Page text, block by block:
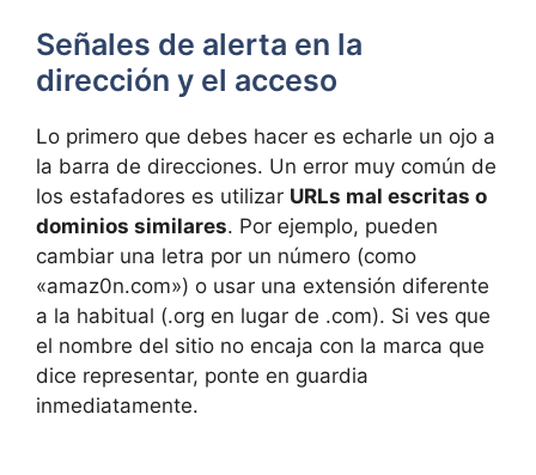
Señales de alerta en la
dirección y el acceso
Lo primero que debes hacer es echarle un ojo a
la barra de direcciones. Un error muy común de
los estafadores es utilizar URLs mal escritas o
dominios similares. Por ejemplo, pueden
cambiar una letra por un número (como
«amaz0n.com») o usar una extensión diferente
a la habitual (.org en lugar de .com). Si ves que
el nombre del sitio no encaja con la marca que
dice representar, ponte en guardia
inmediatamente.